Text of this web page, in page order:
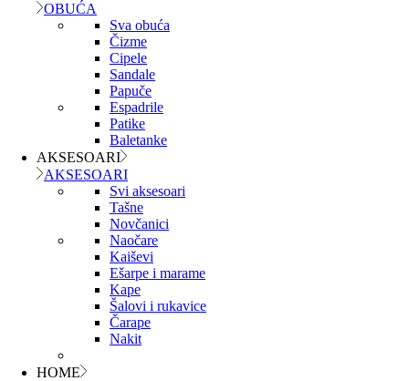
OBUĆA
Sva obuća
Čizme
Cipele
Sandale
Papuče
Espadrile
Patike
Baletanke
AKSESOARI
AKSESOARI
Svi aksesoari
Tašne
Novčanici
Naočare
Kaiševi
Ešarpe i marame
Kape
Šalovi i rukavice
Čarape
Nakit
HOME